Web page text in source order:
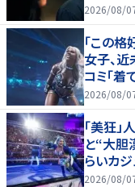
2026/08/
「この
女子、
コミ「
2026/08/
「美狂
と“大胆
らいカジ
2026/08/